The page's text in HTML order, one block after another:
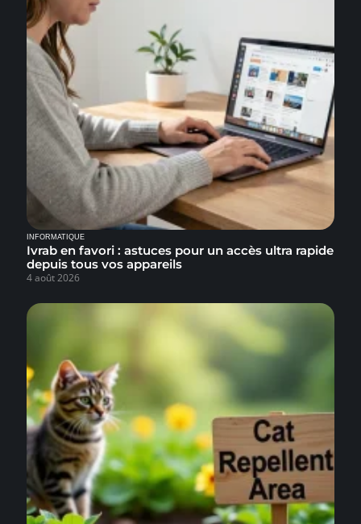
INFORMATIQUE
Ivrab en favori : astuces pour un accès ultra rapide
depuis tous vos appareils
4 août 2026